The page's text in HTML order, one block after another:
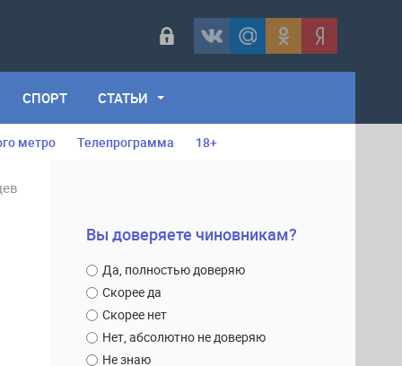
СПОРТ СТАТЬИ
метро Телепрограмма 18+
Вы доверяете чиновникам?
Да, полностью доверяю
Скорее да
Скорее нет
Нет, абсолютно не доверяю
Не знаю